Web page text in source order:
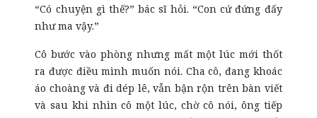
“Có chuyện gì thế?” bác sĩ hỏi. “Con cứ đứng đấy
như ma vậy.”
Cô bước vào phòng nhưng mất một lúc mới thốt
ra được điều mình muốn nói. Cha cô, đang khoác
áo choàng và đi dép lê, vẫn bận rộn trên bàn viết
và sau khi nhìn cô một lúc, chờ cô nói, ông tiếp